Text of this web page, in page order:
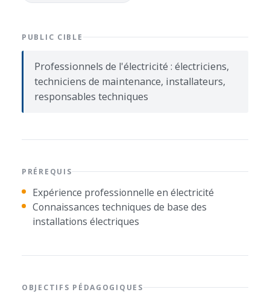
PUBLIC CIBLE
Professionnels de l'électricité : électriciens,
techniciens de maintenance, installateurs,
responsables techniques
PRÉREQUIS
Expérience professionnelle en électricité
Connaissances techniques de base des
installations électriques
OBJECTIFS PÉDAGOGIQUES